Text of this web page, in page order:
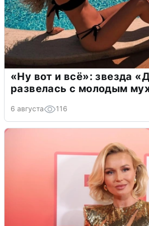
«Ну вот и всё»: звезда
развелась с молодым
6 августа 116